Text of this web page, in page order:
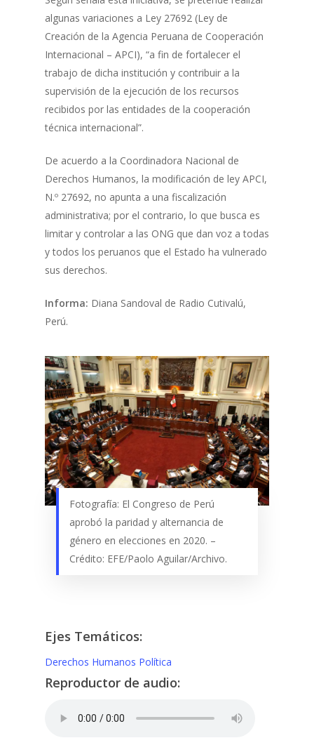
algunas variaciones a Ley 27692 (Ley de
Creación de la Agencia Peruana de Cooperación
Internacional – APCI), “a fin de fortalecer el
trabajo de dicha institución y contribuir a la
supervisión de la ejecución de los recursos
recibidos por las entidades de la cooperación
técnica internacional”.
De acuerdo a la Coordinadora Nacional de
Derechos Humanos, la modificación de ley APCI,
N.º 27692, no apunta a una fiscalización
administrativa; por el contrario, lo que busca es
limitar y controlar a las ONG que dan voz a todas
y todos los peruanos que el Estado ha vulnerado
sus derechos.
Informa: Diana Sandoval de Radio Cutivalú,
Perú.
Fotografía: El Congreso de Perú
aprobó la paridad y alternancia de
género en elecciones en 2020. –
Crédito: EFE/Paolo Aguilar/Archivo.
Ejes Temáticos:
Derechos Humanos Política
Reproductor de audio: